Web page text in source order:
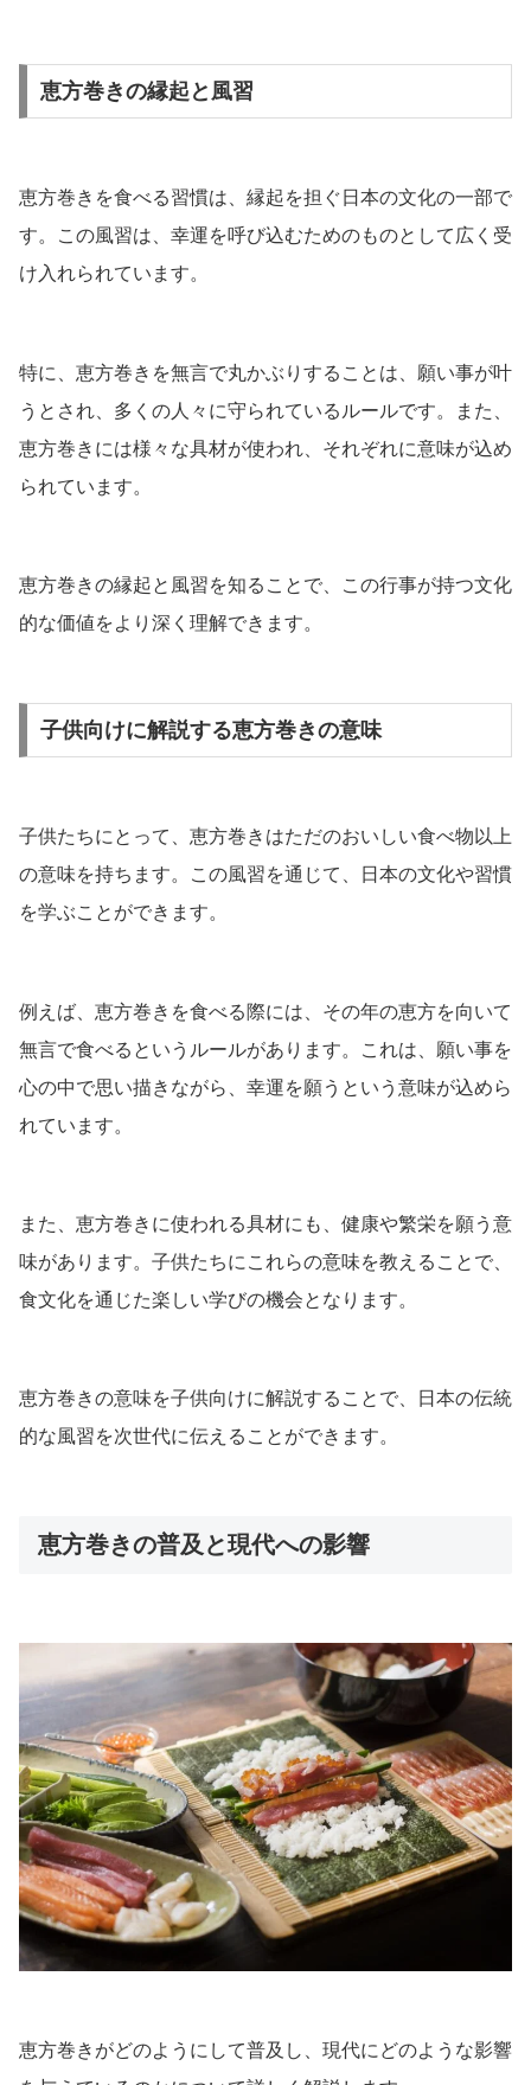
恵方巻きの縁起と風習
恵方巻きを食べる習慣は、縁起を担ぐ日本の文化の一部で
す。この風習は、幸運を呼び込むためのものとして広く受
け入れられています。
特に、恵方巻きを無言で丸かぶりすることは、願い事が叶
うとされ、多くの人々に守られているルールです。また、
恵方巻きには様々な具材が使われ、それぞれに意味が込め
られています。
恵方巻きの縁起と風習を知ることで、この行事が持つ文化
的な価値をより深く理解できます。
子供向けに解説する恵方巻きの意味
子供たちにとって、恵方巻きはただのおいしい食べ物以上
の意味を持ちます。この風習を通じて、日本の文化や習慣
を学ぶことができます。
例えば、恵方巻きを食べる際には、その年の恵方を向いて
無言で食べるというルールがあります。これは、願い事を
心の中で思い描きながら、幸運を願うという意味が込めら
れています。
また、恵方巻きに使われる具材にも、健康や繁栄を願う意
味があります。子供たちにこれらの意味を教えることで、
食文化を通じた楽しい学びの機会となります。
恵方巻きの意味を子供向けに解説することで、日本の伝統
的な風習を次世代に伝えることができます。
恵方巻きの普及と現代への影響
恵方巻きがどのようにして普及し、現代にどのような影響